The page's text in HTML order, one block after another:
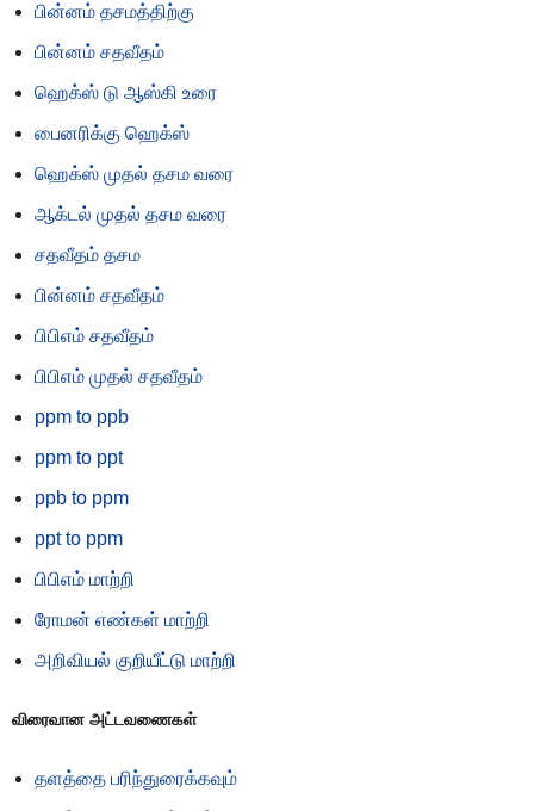
பின்னம் தசமத்திற்கு
பின்னம் சதவீதம்
ஹெக்ஸ் டு ஆஸ்கி உரை
பைனரிக்கு ஹெக்ஸ்
ஹெக்ஸ் முதல் தசம வரை
ஆக்டல் முதல் தசம வரை
சதவீதம் தசம
பின்னம் சதவீதம்
பிபிஎம் சதவீதம்
பிபிஎம் முதல் சதவீதம்
ppm to ppb
ppm to ppt
ppb to ppm
ppt to ppm
பிபிஎம் மாற்றி
ரோமன் எண்கள் மாற்றி
அறிவியல் குறியீட்டு மாற்றி
விரைவான அட்டவணைகள்
தளத்தை பரிந்துரைக்கவும்